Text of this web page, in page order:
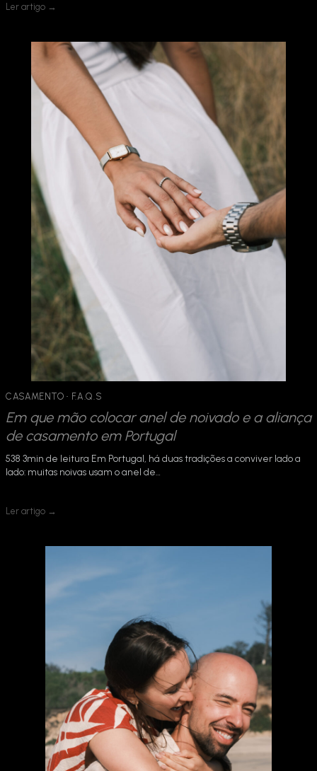
Ler artigo →
CASAMENTO · F.A.Q.S
Em que mão colocar anel de noivado e a aliança
de casamento em Portugal
538 3min de leitura Em Portugal, há duas tradições a conviver lado a
lado: muitas noivas usam o anel de…
Ler artigo →